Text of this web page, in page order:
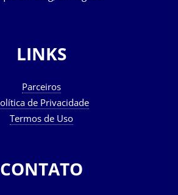
LINKS
Parceiros
de Privacidade
Termos de Uso
CONTATO